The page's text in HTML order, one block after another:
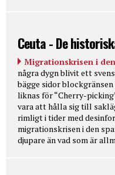
Ceuta - De
Migrationskrisen i
några dygn blivit ett
bägge sidor
liknas för “Cherry-
vara att hålla sig till
rimligt i tider med
migrationskrisen i den
djupare än vad som är